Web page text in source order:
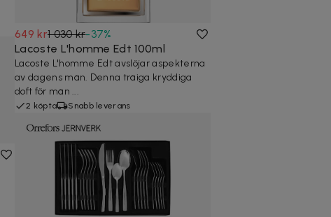
649 kr1 030 kr-37%
Lacoste L'homme Edt 100ml
Lacoste L'homme Edt avslöjar aspekterna
av dagens män. Denna träiga kryddiga
doft för män ...
2 köpta Snabb leverans